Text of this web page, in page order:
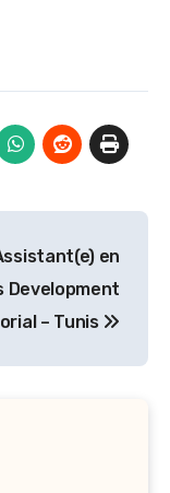
en
Development
– Tunis